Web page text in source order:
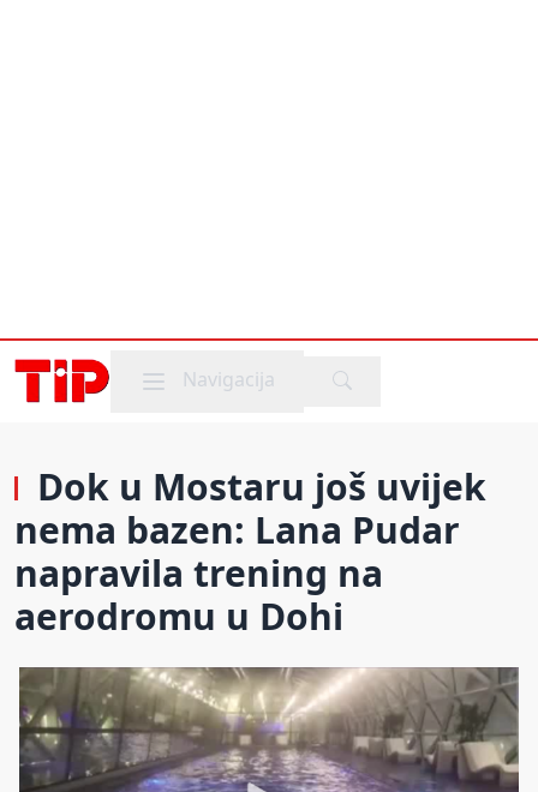
Mobile menu
Navigacija
Dok u Mostaru još uvijek
nema bazen: Lana Pudar
napravila trening na
aerodromu u Dohi